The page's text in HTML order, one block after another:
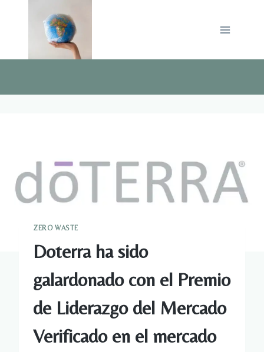
ZERO WASTE
Doterra ha sido
galardonado con el Premio
de Liderazgo del Mercado
Verificado en el mercado